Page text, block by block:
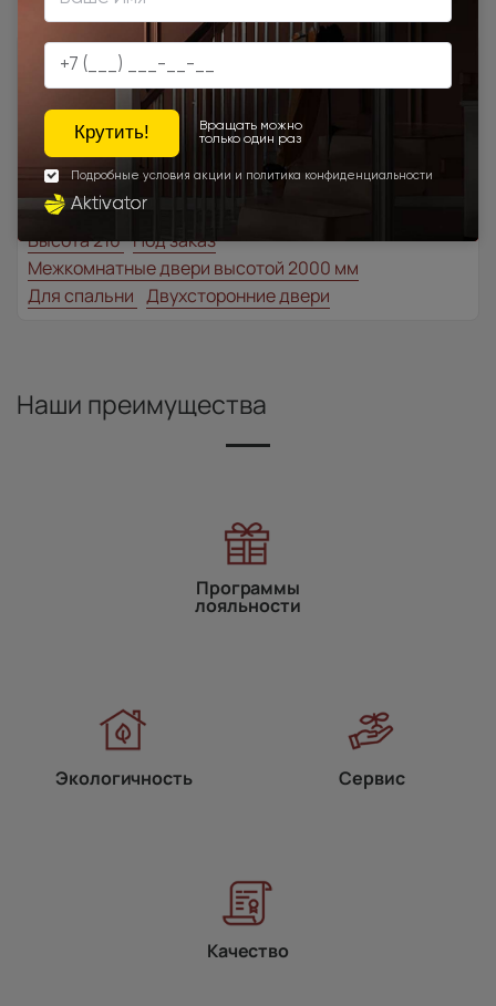
Товар относится к категориям:
Классические двери 700x1900
Лайт-грей ST
1000x2100 700x2200
1100x2100 1200x2000
Межкомнатные двери из натурального шпона
Высота 180 Высота 190
Высота 210 Под заказ
Межкомнатные двери высотой 2000 мм
Для спальни Двухсторонние двери
Наши преимущества
Программы
лояльности
Экологичность Сервис
Качество